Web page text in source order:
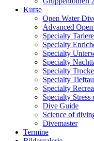
Kurse
Open Water
Advanced
Specialty
Specialty
Specialty
Specialty
Specialty
Specialty
Specialty
Specialty Stress
Dive Guide
Science of
Divemaster
Termine